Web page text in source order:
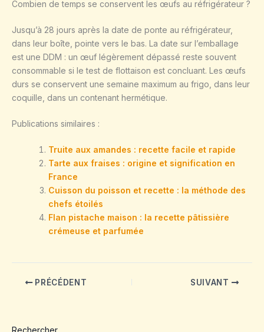
Combien de temps se conservent les œufs au réfrigérateur ?
Jusqu’à 28 jours après la date de ponte au réfrigérateur,
dans leur boîte, pointe vers le bas. La date sur l’emballage
est une DDM : un œuf légèrement dépassé reste souvent
consommable si le test de flottaison est concluant. Les œufs
durs se conservent une semaine maximum au frigo, dans leur
coquille, dans un contenant hermétique.
Publications similaires :
Truite aux amandes : recette facile et rapide
Tarte aux fraises : origine et signification en
France
Cuisson du poisson et recette : la méthode des
chefs étoilés
Flan pistache maison : la recette pâtissière
crémeuse et parfumée
PRÉCÉDENT SUIVANT
Rechercher